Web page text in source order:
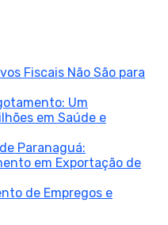
Fiscais Não São para
Um
em Saúde e
Paranaguá:
em Exportação de
de Empregos e